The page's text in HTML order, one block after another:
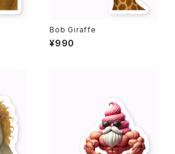
Bob Giraffe
¥990